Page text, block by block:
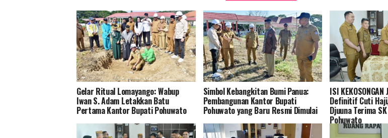
Gelar Ritual Lomayango: Wabup
Iwan S. Adam Letakkan Batu
Pertama Kantor Bupati Pohuwato
Simbol Kebangkitan Bumi Panua:
Pembangunan Kantor Bupati
Pohuwato yang Baru Resmi Dimulai
ISI
Definitif Cuti
Djuuna Terima
Pohuwato